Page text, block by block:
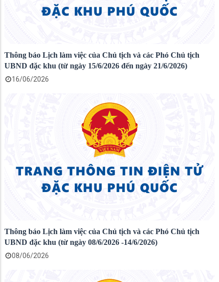
Thông báo Lịch làm việc của Chủ tịch và các Phó Chủ tịch
UBND đặc khu (từ ngày 15/6/2026 đến ngày 21/6/2026)
16/06/2026
Thông báo Lịch làm việc của Chủ tịch và các Phó Chủ tịch
UBND đặc khu (từ ngày 08/6/2026 -14/6/2026)
08/06/2026